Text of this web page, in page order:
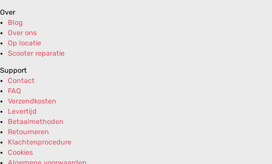
Over
Blog
Over ons
Op locatie
Scooter reparatie
Support
Contact
FAQ
Verzendkosten
Levertijd
Betaalmethoden
Retourneren
Klachtenprocedure
Cookies